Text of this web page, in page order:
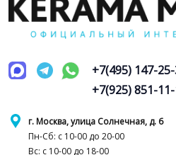
г. Москва, улица Солнечная, д. 6
Пн-Сб: с 10-00 до 20-00
Вс: с 10-00 до 18-00
+7(495) 147-
+7(925) 851-